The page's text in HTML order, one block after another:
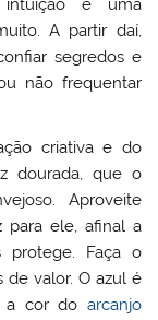
intuição e uma
A partir daí,
segredos e
não frequentar
criativa e do
dourada, que o
Aproveite
ele, afinal a
protege. Faça o
de valor. O azul é
a cor do arcanjo